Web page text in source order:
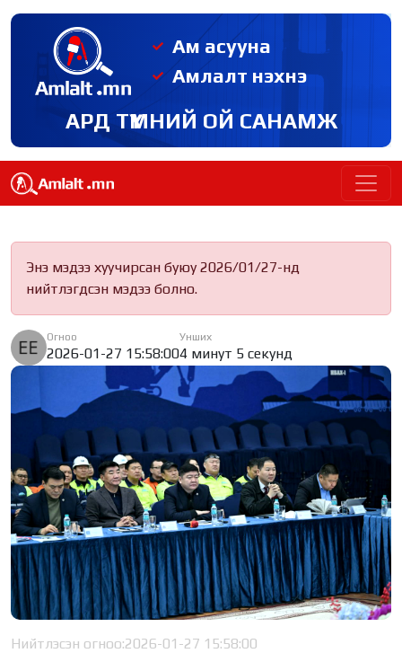
Ам асууна
Амлалт нэхнэ
АРД ТҮМНИЙ ОЙ САНАМЖ
Энэ мэдээ хуучирсан буюу 2026/01/27-нд
нийтлэгдсэн мэдээ болно.
Огноо
2026-01-27 15:58:00
Унших
4 минут 5 секунд
Нийтлэсэн огноо:2026-01-27 15:58:00